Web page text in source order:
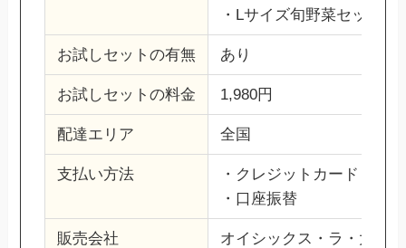
・Lサイズ旬野菜セット（
お試しセットの有無 あり
お試しセットの料金 1,980円
配達エリア 全国
支払い方法
・クレジットカード
・口座振替
販売会社 オイシックス・ラ・大地